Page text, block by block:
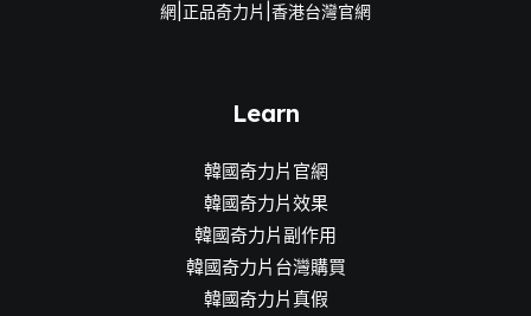
網|正品奇力片|香港台灣官網
Learn
韓國奇力片官網
韓國奇力片效果
韓國奇力片副作用
韓國奇力片台灣購買
韓國奇力片真假